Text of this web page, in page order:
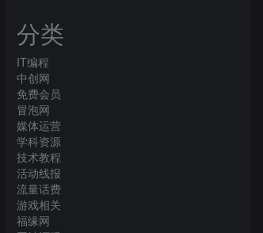
分类
IT编程
中创网
免费会员
冒泡网
媒体运营
学科资源
技术教程
活动线报
流量话费
游戏相关
福缘网